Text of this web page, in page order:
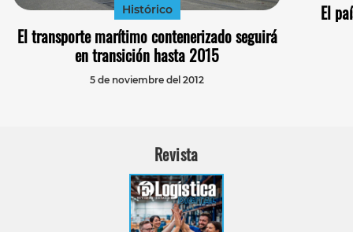
Histórico
El transporte marítimo contenerizado seguirá
en transición hasta 2015
5 de noviembre del 2012
El
Revista